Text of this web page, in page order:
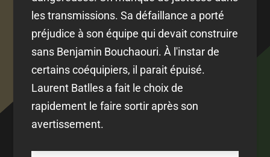
les transmissions. Sa défaillance a porté
préjudice à son équipe qui devait construire
sans Benjamin Bouchaouri. À l'instar de
certains coéquipiers, il parait épuisé.
Laurent Batlles a fait le choix de
rapidement le faire sortir après son
avertissement.